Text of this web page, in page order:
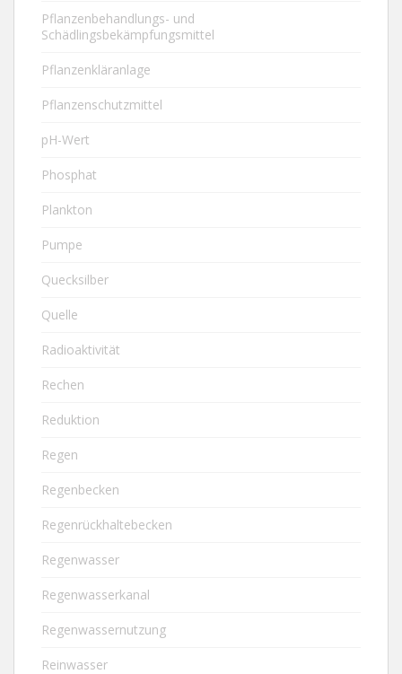
Pflanzenbehandlungs- und
Schädlingsbekämpfungsmittel
Pflanzenkläranlage
Pflanzenschutzmittel
pH-Wert
Phosphat
Plankton
Pumpe
Quecksilber
Quelle
Radioaktivität
Rechen
Reduktion
Regen
Regenbecken
Regenrückhaltebecken
Regenwasser
Regenwasserkanal
Regenwassernutzung
Reinwasser